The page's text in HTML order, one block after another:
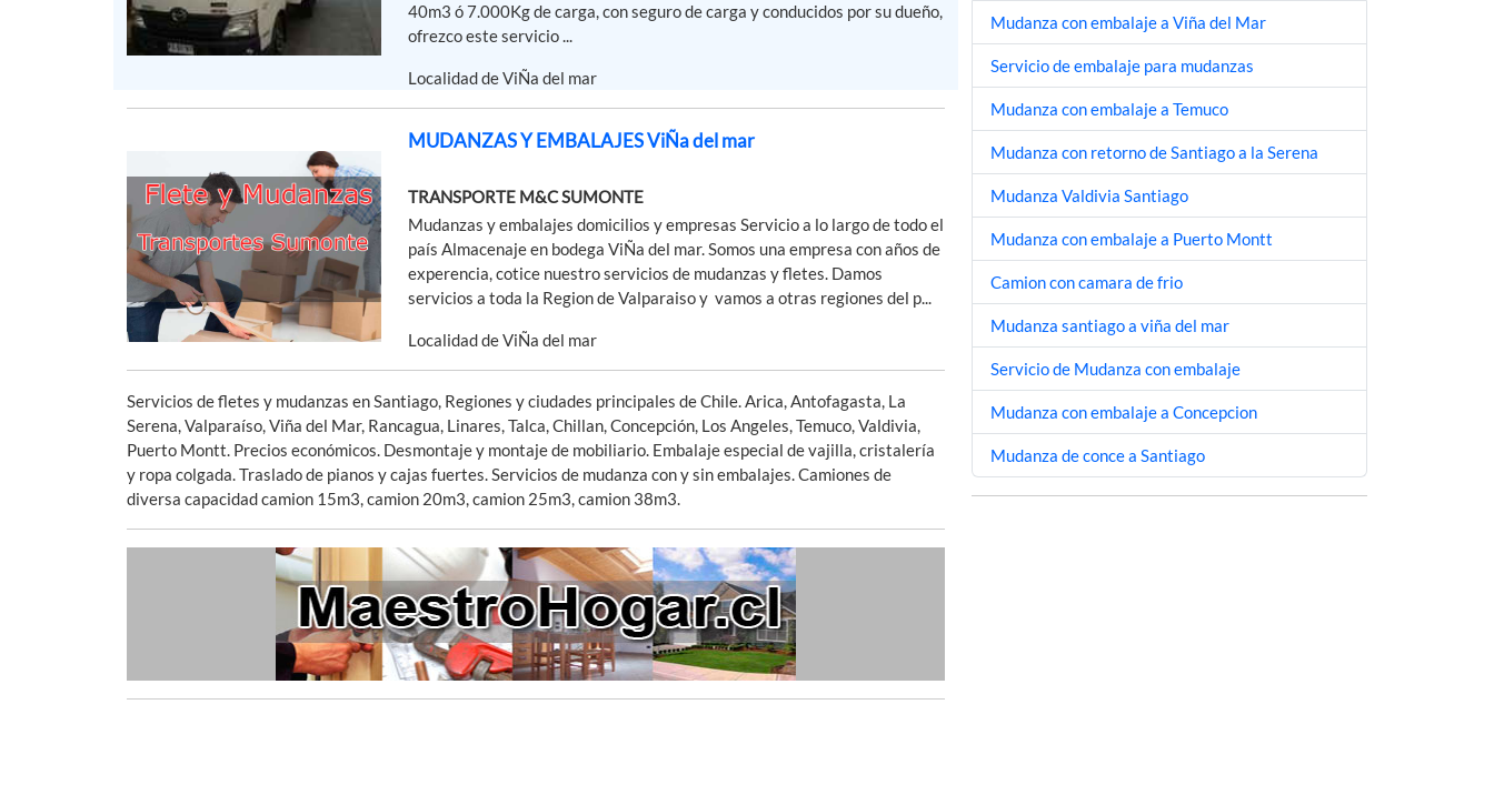
40m3 ó 7.000Kg de carga, con seguro de carga y conducidos por su dueño,
ofrezco este servicio ...
Localidad de ViÑa del mar
MUDANZAS Y EMBALAJES ViÑa del mar
TRANSPORTE M&C SUMONTE
Mudanzas y embalajes domicilios y empresas Servicio a lo largo de todo el
país Almacenaje en bodega ViÑa del mar. Somos una empresa con años de
experencia, cotice nuestro servicios de mudanzas y fletes. Damos
servicios a toda la Region de Valparaiso y vamos a otras regiones del p...
Localidad de ViÑa del mar
Servicios de fletes y mudanzas en Santiago, Regiones y ciudades principales de Chile. Arica, Antofagasta, La
Serena, Valparaíso, Viña del Mar, Rancagua, Linares, Talca, Chillan, Concepción, Los Angeles, Temuco, Valdivia,
Puerto Montt. Precios económicos. Desmontaje y montaje de mobiliario. Embalaje especial de vajilla, cristalería
y ropa colgada. Traslado de pianos y cajas fuertes. Servicios de mudanza con y sin embalajes. Camiones de
diversa capacidad camion 15m3, camion 20m3, camion 25m3, camion 38m3.
Mudanza con embalaje a Viña del Mar
Servicio de embalaje para mudanzas
Mudanza con embalaje a Temuco
Mudanza con retorno de Santiago a la Serena
Mudanza Valdivia Santiago
Mudanza con embalaje a Puerto Montt
Camion con camara de frio
Mudanza santiago a viña del mar
Servicio de Mudanza con embalaje
Mudanza con embalaje a Concepcion
Mudanza de conce a Santiago